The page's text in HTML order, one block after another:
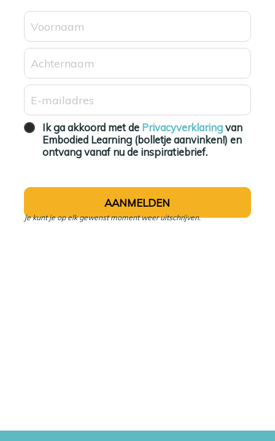
Ik ga akkoord met de Privacyverklaringvan
Embodied Learning (bolletje aanvinken!) en
ontvang vanaf nu de inspiratiebrief.
Je kunt je op elk gewenst moment weer uitschrijven.